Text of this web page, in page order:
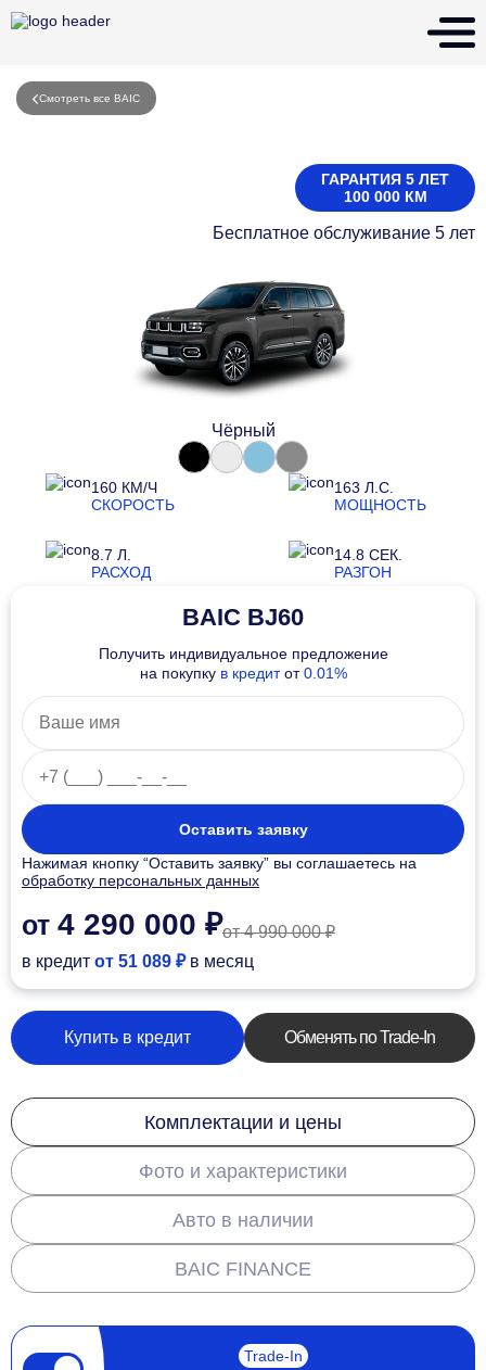
Смотреть все BAIC
ГАРАНТИЯ 5 ЛЕТ
100 000 КМ
Бесплатное обслуживание 5 лет
160 КМ/Ч
СКОРОСТЬ
163 Л.С.
МОЩНОСТЬ
8.7 Л.
РАСХОД
14.8 СЕК.
РАЗГОН
Чёрный
BAIC BJ60
Получить индивидуальное предложение
на покупку в кредитот0.01%
Оставить заявку
Нажимая кнопку “Оставить заявку” вы соглашаетесь на
обработку персональных данных
от 4 290 000 ₽от 4 990 000 ₽
в кредит от 51 089 ₽ в месяц
Купить в кредит Обменять по Trade-In
Комплектации и цены
Фото и характеристики
Авто в наличии
BAIC FINANCE
Trade-In